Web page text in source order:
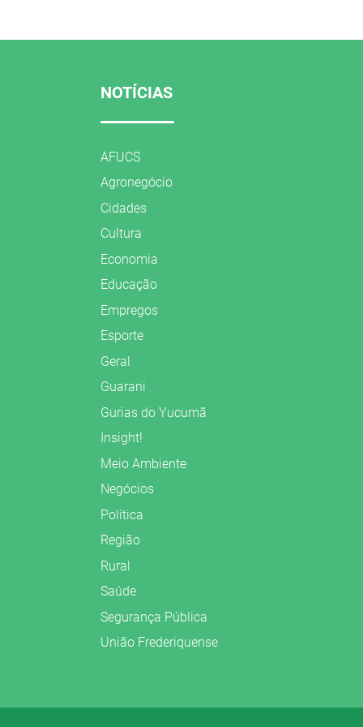
NOTÍCIAS
AFUCS
Agronegócio
Cidades
Cultura
Economia
Educação
Empregos
Esporte
Geral
Guarani
Gurias do Yucumã
Insight!
Meio Ambiente
Negócios
Política
Região
Rural
Saúde
Segurança Pública
União Frederiquense